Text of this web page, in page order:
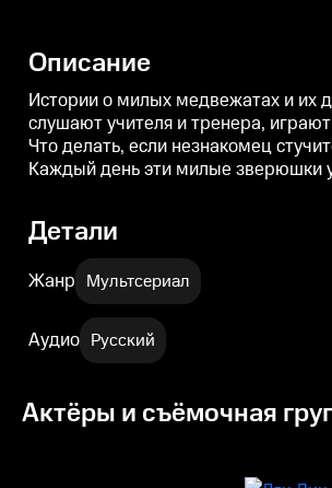
Описание
Истории о милых медвежатах и их
слушают учителя и тренера,
Что делать, если незнакомец
Каждый день эти милые зверюшки
Детали
Жанр Мультсериал
Аудио Русский
Актёры и съёмочная